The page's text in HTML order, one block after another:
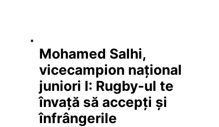
Mohamed Salhi,
vicecampion național
juniori I: Rugby-ul te
învață să accepți și
înfrângerile